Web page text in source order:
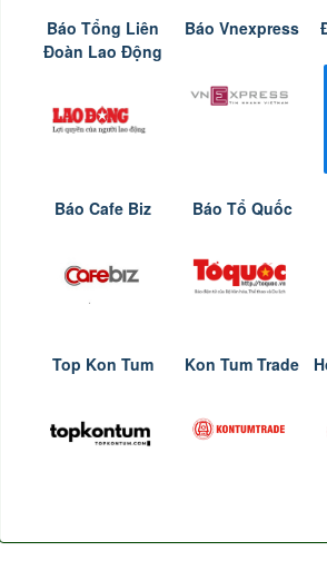
Báo Tổng Liên
Đoàn Lao Động
Báo Vnexpress
Báo Cafe Biz Báo Tổ Quốc
Top Kon Tum Kon Tum Trade